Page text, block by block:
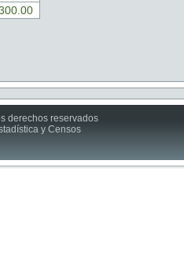
derechos reservados
y Censos